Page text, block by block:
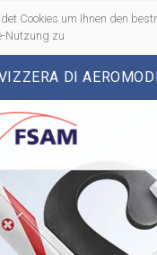
Cookies um Ihnen den
Nutzung zu
DI